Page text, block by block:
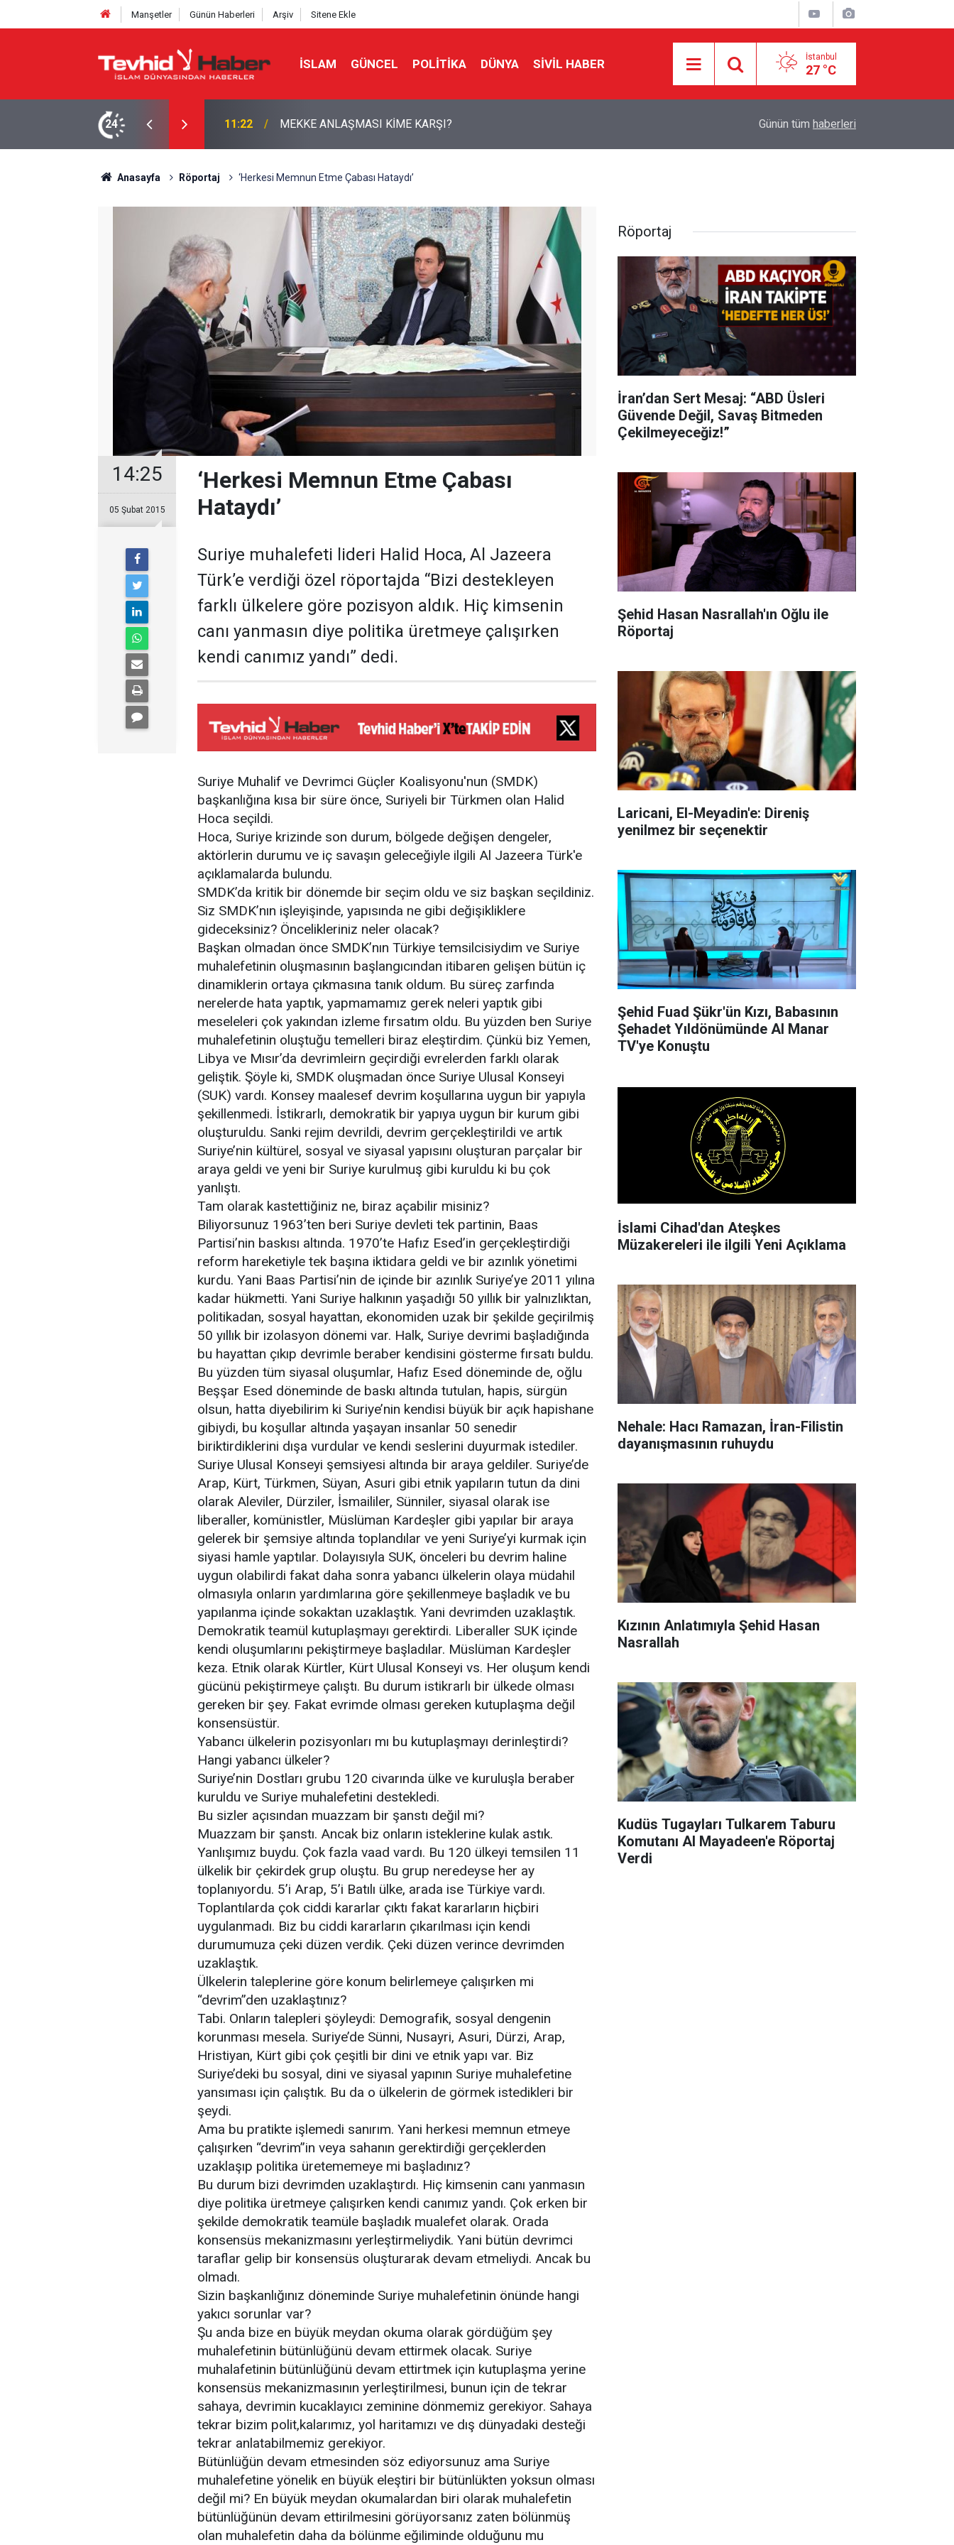
Manşetler Günün Haberleri Arşiv Sitene Ekle
İSLAM GÜNCEL POLITIKA DÜNYA SIVIL HABER İstanbul
27 °C
24 10:57 HÜRMÜZ PAZARLIĞINDA İŞGALCİ ABD’NİN ŞARTLARI ORTAYA ÇIKTI DEVRİM MUHAFIZLARI: ABD VE İSRAİL’İN
Günün tüm haberleri
Anasayfa Röportaj ‘Herkesi Memnun Etme Çabası Hataydı’
14:25
05 Şubat 2015
‘Herkesi Memnun Etme Çabası
Hataydı’
Suriye muhalefeti lideri Halid Hoca, Al Jazeera
Türk’e verdiği özel röportajda “Bizi destekleyen
farklı ülkelere göre pozisyon aldık. Hiç kimsenin
canı yanmasın diye politika üretmeye çalışırken
kendi canımız yandı” dedi.
Suriye Muhalif ve Devrimci Güçler Koalisyonu'nun (SMDK)
başkanlığına kısa bir süre önce, Suriyeli bir Türkmen olan Halid
Hoca seçildi.
Hoca, Suriye krizinde son durum, bölgede değişen dengeler,
aktörlerin durumu ve iç savaşın geleceğiyle ilgili Al Jazeera Türk'e
açıklamalarda bulundu.
SMDK’da kritik bir dönemde bir seçim oldu ve siz başkan seçildiniz.
Siz SMDK’nın işleyişinde, yapısında ne gibi değişikliklere
gideceksiniz? Öncelikleriniz neler olacak?
Başkan olmadan önce SMDK’nın Türkiye temsilcisiydim ve Suriye
muhalefetinin oluşmasının başlangıcından itibaren gelişen bütün iç
dinamiklerin ortaya çıkmasına tanık oldum. Bu süreç zarfında
nerelerde hata yaptık, yapmamamız gerek neleri yaptık gibi
meseleleri çok yakından izleme fırsatım oldu. Bu yüzden ben Suriye
muhalefetinin oluştuğu temelleri biraz eleştirdim. Çünkü biz Yemen,
Libya ve Mısır’da devrimleirn geçirdiği evrelerden farklı olarak
geliştik. Şöyle ki, SMDK oluşmadan önce Suriye Ulusal Konseyi
(SUK) vardı. Konsey maalesef devrim koşullarına uygun bir yapıyla
şekillenmedi. İstikrarlı, demokratik bir yapıya uygun bir kurum gibi
oluşturuldu. Sanki rejim devrildi, devrim gerçekleştirildi ve artık
Suriye’nin kültürel, sosyal ve siyasal yapısını oluşturan parçalar bir
araya geldi ve yeni bir Suriye kurulmuş gibi kuruldu ki bu çok
yanlıştı.
Tam olarak kastettiğiniz ne, biraz açabilir misiniz?
Biliyorsunuz 1963’ten beri Suriye devleti tek partinin, Baas
Partisi’nin baskısı altında. 1970’te Hafız Esed’in gerçekleştirdiği
reform hareketiyle tek başına iktidara geldi ve bir azınlık yönetimi
kurdu. Yani Baas Partisi’nin de içinde bir azınlık Suriye’ye 2011 yılına
kadar hükmetti. Yani Suriye halkının yaşadığı 50 yıllık bir yalnızlıktan,
politikadan, sosyal hayattan, ekonomiden uzak bir şekilde geçirilmiş
50 yıllık bir izolasyon dönemi var. Halk, Suriye devrimi başladığında
bu hayattan çıkıp devrimle beraber kendisini gösterme fırsatı buldu.
Bu yüzden tüm siyasal oluşumlar, Hafız Esed döneminde de, oğlu
Beşşar Esed döneminde de baskı altında tutulan, hapis, sürgün
olsun, hatta diyebilirim ki Suriye’nin kendisi büyük bir açık hapishane
gibiydi, bu koşullar altında yaşayan insanlar 50 senedir
biriktirdiklerini dışa vurdular ve kendi seslerini duyurmak istediler.
Suriye Ulusal Konseyi şemsiyesi altında bir araya geldiler. Suriye’de
Arap, Kürt, Türkmen, Süyan, Asuri gibi etnik yapıların tutun da dini
olarak Aleviler, Dürziler, İsmaililer, Sünniler, siyasal olarak ise
liberaller, komünistler, Müslüman Kardeşler gibi yapılar bir araya
gelerek bir şemsiye altında toplandılar ve yeni Suriye’yi kurmak için
siyasi hamle yaptılar. Dolayısıyla SUK, önceleri bu devrim haline
uygun olabilirdi fakat daha sonra yabancı ülkelerin olaya müdahil
olmasıyla onların yardımlarına göre şekillenmeye başladık ve bu
yapılanma içinde sokaktan uzaklaştık. Yani devrimden uzaklaştık.
Demokratik teamül kutuplaşmayı gerektirdi. Liberaller SUK içinde
kendi oluşumlarını pekiştirmeye başladılar. Müslüman Kardeşler
keza. Etnik olarak Kürtler, Kürt Ulusal Konseyi vs. Her oluşum kendi
gücünü pekiştirmeye çalıştı. Bu durum istikrarlı bir ülkede olması
gereken bir şey. Fakat evrimde olması gereken kutuplaşma değil
konsensüstür.
Yabancı ülkelerin pozisyonları mı bu kutuplaşmayı derinleştirdi?
Hangi yabancı ülkeler?
Suriye’nin Dostları grubu 120 civarında ülke ve kuruluşla beraber
kuruldu ve Suriye muhalefetini destekledi.
Bu sizler açısından muazzam bir şanstı değil mi?
Muazzam bir şanstı. Ancak biz onların isteklerine kulak astık.
Yanlışımız buydu. Çok fazla vaad vardı. Bu 120 ülkeyi temsilen 11
ülkelik bir çekirdek grup oluştu. Bu grup neredeyse her ay
toplanıyordu. 5’i Arap, 5’i Batılı ülke, arada ise Türkiye vardı.
Toplantılarda çok ciddi kararlar çıktı fakat kararların hiçbiri
uygulanmadı. Biz bu ciddi kararların çıkarılması için kendi
durumumuza çeki düzen verdik. Çeki düzen verince devrimden
uzaklaştık.
Ülkelerin taleplerine göre konum belirlemeye çalışırken mi
“devrim”den uzaklaştınız?
Tabi. Onların talepleri şöyleydi: Demografik, sosyal dengenin
korunması mesela. Suriye’de Sünni, Nusayri, Asuri, Dürzi, Arap,
Hristiyan, Kürt gibi çok çeşitli bir dini ve etnik yapı var. Biz
Suriye’deki bu sosyal, dini ve siyasal yapının Suriye muhalefetine
yansıması için çalıştık. Bu da o ülkelerin de görmek istedikleri bir
şeydi.
Ama bu pratikte işlemedi sanırım. Yani herkesi memnun etmeye
çalışırken “devrim”in veya sahanın gerektirdiği gerçeklerden
uzaklaşıp politika üretememeye mi başladınız?
Bu durum bizi devrimden uzaklaştırdı. Hiç kimsenin canı yanmasın
diye politika üretmeye çalışırken kendi canımız yandı. Çok erken bir
şekilde demokratik teamüle başladık mualefet olarak. Orada
konsensüs mekanizmasını yerleştirmeliydik. Yani bütün devrimci
taraflar gelip bir konsensüs oluşturarak devam etmeliydi. Ancak bu
olmadı.
Sizin başkanlığınız döneminde Suriye muhalefetinin önünde hangi
yakıcı sorunlar var?
Şu anda bize en büyük meydan okuma olarak gördüğüm şey
muhalefetinin bütünlüğünü devam ettirmek olacak. Suriye
muhalafetinin bütünlüğünü devam ettirtmek için kutuplaşma yerine
konsensüs mekanizmasının yerleştirilmesi, bunun için de tekrar
sahaya, devrimin kucaklayıcı zeminine dönmemiz gerekiyor. Sahaya
tekrar bizim polit,kalarımız, yol haritamızı ve dış dünyadaki desteği
tekrar anlatabilmemiz gerekiyor.
Bütünlüğün devam etmesinden söz ediyorsunuz ama Suriye
muhalefetine yönelik en büyük eleştiri bir bütünlükten yoksun olması
değil mi? En büyük meydan okumalardan biri olarak muhalefetin
bütünlüğünün devam ettirilmesini görüyorsanız zaten bölünmüş
olan muhalefetin daha da bölünme eğiliminde olduğunu mu
Röportaj
İran’dan Sert Mesaj: “ABD Üsleri
Güvende Değil, Savaş Bitmeden
Çekilmeyeceğiz!”
Şehid Hasan Nasrallah'ın Oğlu ile
Röportaj
Laricani, El-Meyadin'e: Direniş
yenilmez bir seçenektir
Şehid Fuad Şükr'ün Kızı, Babasının
Şehadet Yıldönümünde Al Manar
TV'ye Konuştu
İslami Cihad'dan Ateşkes
Müzakereleri ile ilgili Yeni Açıklama
Nehale: Hacı Ramazan, İran-Filistin
dayanışmasının ruhuydu
Kızının Anlatımıyla Şehid Hasan
Nasrallah
Kudüs Tugayları Tulkarem Taburu
Komutanı Al Mayadeen'e Röportaj
Verdi